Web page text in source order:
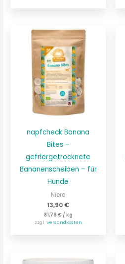
napfcheck Banana
Bites –
gefriergetrocknete
Bananenscheiben – für
Hunde
Niere
13,90 €
81,76 € / kg
zzgl. Versandkosten